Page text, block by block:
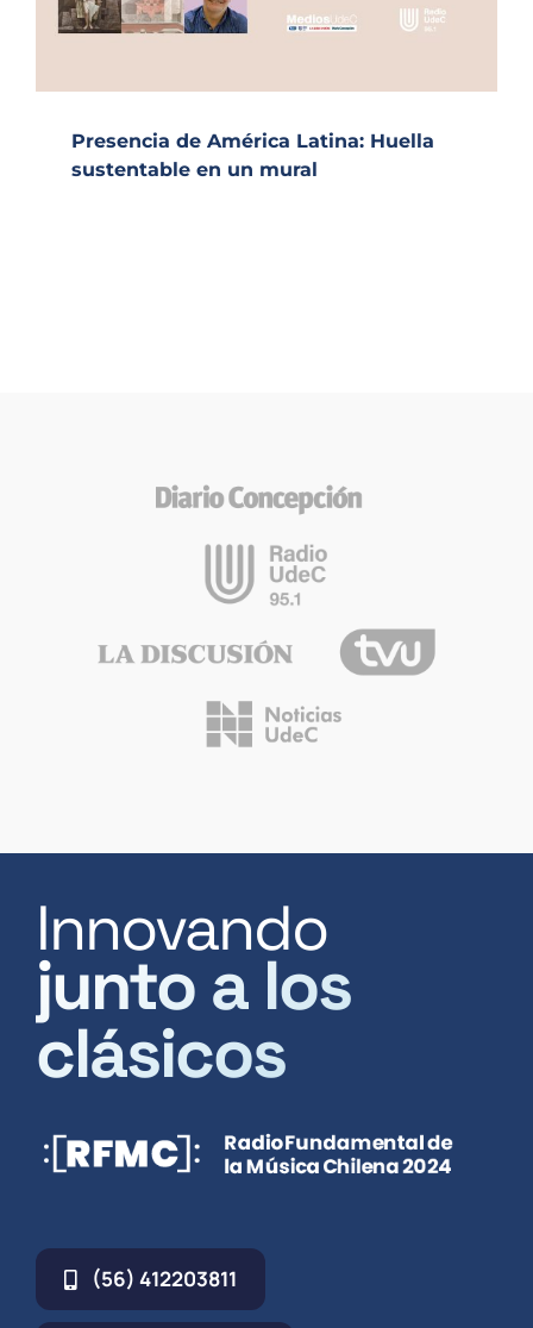
Presencia de América Latina: Huella
sustentable en un mural
Innovando
junto a los
clásicos
(56) 412203811